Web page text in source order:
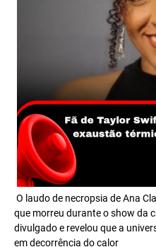
O laudo de necropsia de Ana
que morreu durante o show da
divulgado e revelou que a
em decorrência do calor⁠